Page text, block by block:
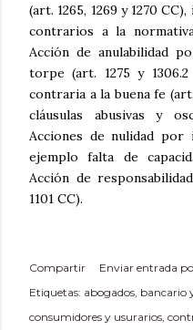
(art. 1265, 1269 y 1270
contrarios a la
Acción de anulabilidad
torpe (art. 1275 y
contraria a la buena fe
cláusulas abusivas y
Acciones de nulidad por
ejemplo falta de
Acción de
1101 CC).
Compartir
Enviar entrada
Etiquetas: abogados bancario
consumidores y usurarios